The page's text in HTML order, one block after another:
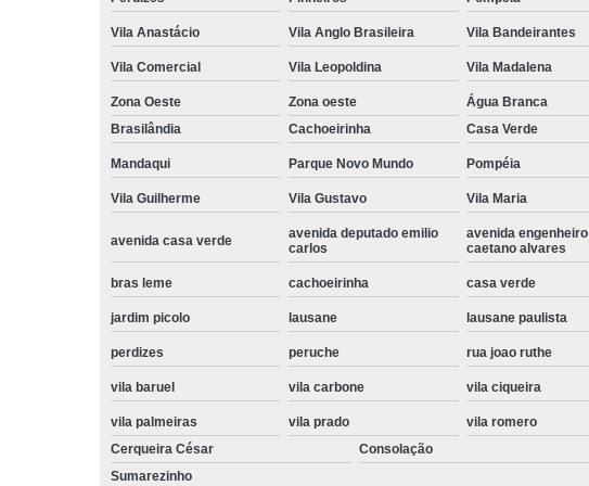
Vila Anastácio Vila Anglo Brasileira Vila Bandeirantes
Vila Comercial Vila Leopoldina Vila Madalena
Zona Oeste Zona oeste
Água Branca
Brasilândia
Cachoeirinha Casa Verde
Mandaqui Parque Novo Mundo Pompéia
Vila Guilherme Vila Gustavo Vila Maria
avenida casa verde
avenida deputado emilio
carlos
avenida engenheiro
caetano alvares
bras leme cachoeirinha casa verde
jardim picolo lausane lausane paulista
perdizes peruche rua joao ruthe
vila baruel vila carbone vila ciqueira
vila palmeiras vila prado vila romero
Cerqueira César
Consolação
Sumarezinho